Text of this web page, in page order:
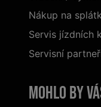
Nákup na
Servis jízdních
Servisní
Mohlo by